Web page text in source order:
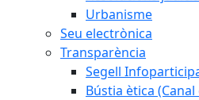
Urbanisme
Seu electrònica
Transparència
Segell
Bústia ètica